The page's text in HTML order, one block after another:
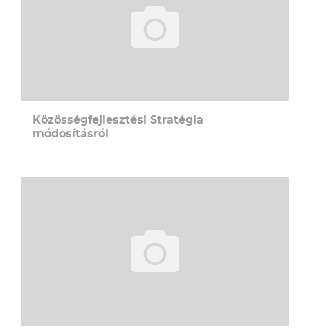
Közösségfejlesztési Stratégia
módosításról